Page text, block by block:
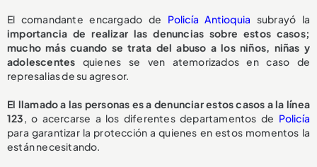
El comandante encargado de Policía Antioquia subrayó la
importancia de realizar las denuncias sobre estos casos;
mucho más cuando se trata del abuso a los niños, niñas y
adolescentes quienes se ven atemorizados en caso de
represalias de su agresor.
El llamado a las personas es a denunciar estos casos a la línea
123, o acercarse a los diferentes departamentos de Policía
para garantizar la protección a quienes en estos momentos la
están necesitando.